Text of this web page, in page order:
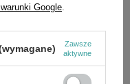
T63A CZĘŚĆ
Google
Zawsze
aktywne